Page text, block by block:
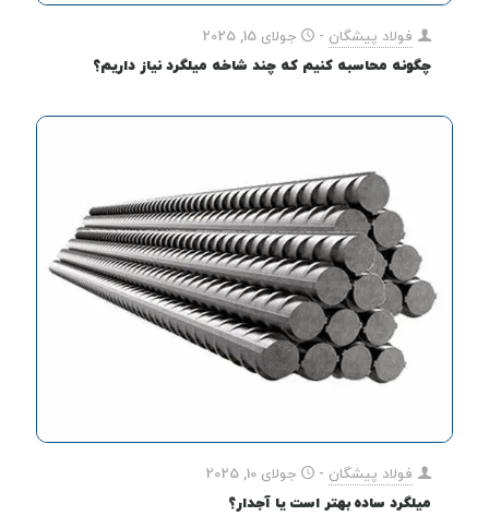
فولاد پیشگان -
جولای 15, 2025
چگونه محاسبه کنیم که چند شاخه میلگرد نیاز داریم؟
فولاد پیشگان -
جولای 10, 2025
میلگرد ساده بهتر است یا آجدار؟